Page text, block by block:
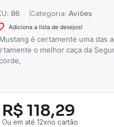
86 Categoria: Aviões
Adiciona a lista de desejos!
é certamente uma das
o melhor caça da
R$ 118,29
Ou em até 12xno cartão